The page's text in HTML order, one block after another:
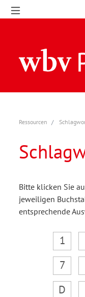
Ressourcen
Bitte klicken Sie
jeweiligen
entsprechende
1
7
D